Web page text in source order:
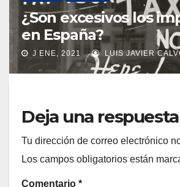
¿Son excesivos los
en España?
J ENE, 2021 LUIS JAVIER
Deja una respuesta
Tu dirección de correo electrónico
Los campos obligatorios están
Comentario *